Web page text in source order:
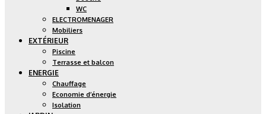
WC
ELECTROMENAGER
Mobiliers
EXTÉRIEUR
Piscine
Terrasse et balcon
ENERGIE
Chauffage
Economie d’énergie
Isolation